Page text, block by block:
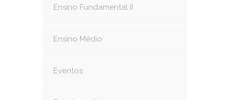
Ensino Fundamental II
Ensino Médio
Eventos